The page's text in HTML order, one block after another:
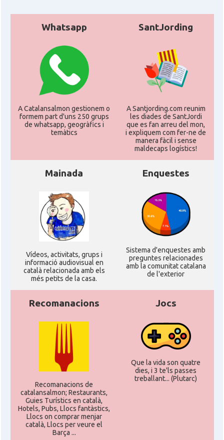
Whatsapp
A Catalansalmon gestionem o
formem part d'uns 250 grups
de whatsapp, geogràfics i
temàtics
SantJording
A Santjording.com reunim
les diades de SantJordi
que es fan arreu del mon,
i expliquem com fer-ne de
manera fàcil i sense
maldecaps logí­stics!
Mainada
Ví­deos, activitats, grups i
informació audiovisual en
català relacionada amb els
més petits de la casa.
Enquestes
Sistema d'enquestes amb
preguntes relacionades
amb la comunitat catalana
de l'exterior
Recomanacions
Recomanacions de
catalansalmon; Restaurants,
Guies Turístics en català,
Hotels, Pubs, Llocs fantàstics,
Llocs on comprar menjar
català, Llocs per veure el
Barça ...
Jocs
Que la vida son quatre
dies, i 3 te'ls passes
treballant... (Plutarc)